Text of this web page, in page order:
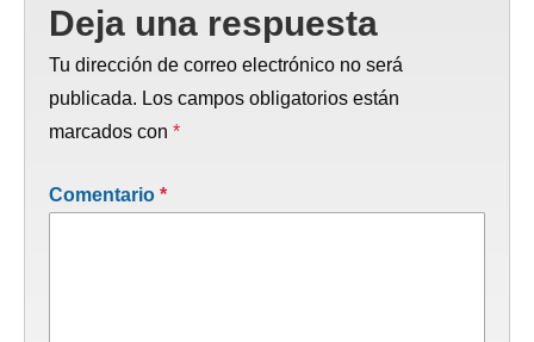
Deja una respuesta
Tu dirección de correo electrónico no será
publicada. Los campos obligatorios están
marcados con *
Comentario *